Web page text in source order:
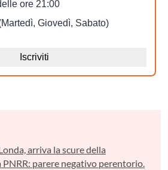
arriva la scure della
parere negativo perentorio.